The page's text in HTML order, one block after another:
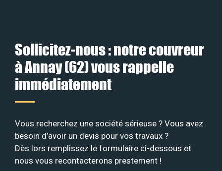
Sollicitez-nous : notre couvreur
à Annay (62) vous rappelle
immédiatement
Vous recherchez une société sérieuse ? Vous avez
besoin d’avoir un devis pour vos travaux ?
Dès lors remplissez le formulaire ci-dessous et
nous vous recontacterons prestement !